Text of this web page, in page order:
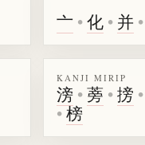
亠 •化 • 并 •
KANJI MIRIP
滂 •蒡 •搒
•榜